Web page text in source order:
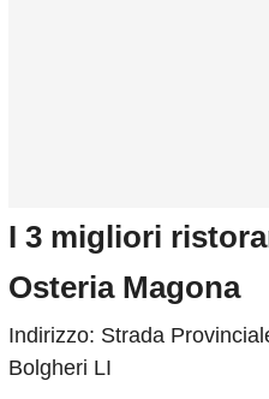
I 3 migliori
Osteria Magona
Indirizzo: Strada
Bolgheri LI